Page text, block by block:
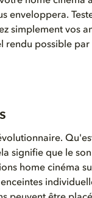
enveloppera.
simplement vos
rendu possible par
signifie que le
home cinéma